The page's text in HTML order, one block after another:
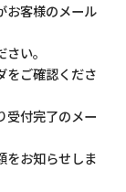
お客様のメール
い。
をご確認くださ
受付完了のメー
をお知らせしま